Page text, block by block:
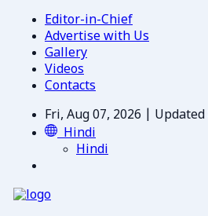
Editor-in-Chief
Advertise with Us
Gallery
Videos
Contacts
Fri, Aug 07, 2026 | Updated
Hindi
Hindi